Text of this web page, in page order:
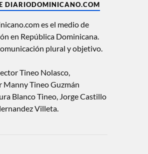
DIARIODOMINICANO.COM
es el medio de
en República Dominicana.
plural y objetivo.
Tineo Nolasco,
Manny Tineo Guzmán
Blanco Tineo, Jorge Castillo
Villeta.